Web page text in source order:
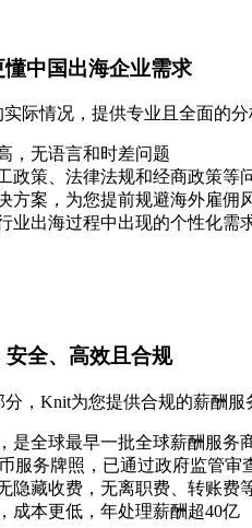
中国出海企业需求
际情况，提供专业且全面的
，无语言和时差问题
政策、法律法规和经商政策等
方案，为您提前规避海外雇佣
业出海过程中出现的个性化需
全、高效且合规
，Knit为您提供合规的薪酬
是全球最早一批全球薪酬服务
服务牌照，已通过政府监管审
隐藏收费，无离职费、转账费
成本更低，年处理薪酬超40亿